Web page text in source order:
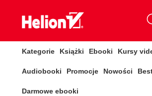
Kategorie Książki Ebooki Kursy
Audiobooki Promocje Nowości
Darmowe ebooki